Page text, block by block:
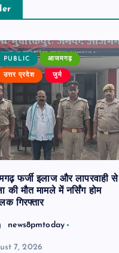
PUBLIC आजमगढ़
उत्तर प्रदेश जुर्म
फर्जी इलाज और लापरवाही से
की मौत मामले में नर्सिंग होम
गिरफ्तार
news8pmtoday
7, 2026